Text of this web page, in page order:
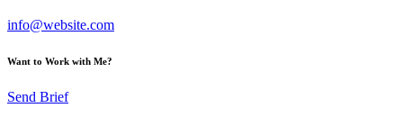
info@website.com
Want to Work with Me?
Send Brief